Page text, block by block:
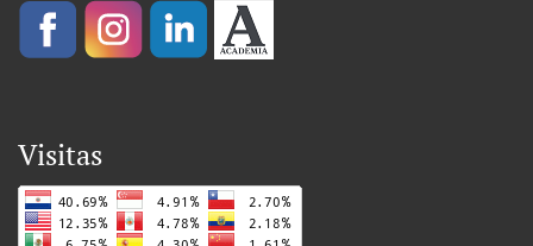
Visitas